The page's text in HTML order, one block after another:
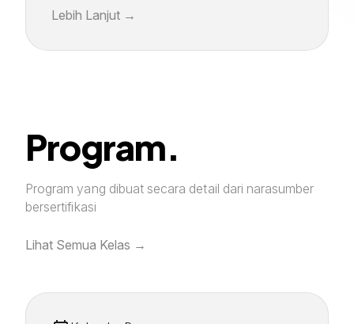
Lebih Lanjut
Program.
Program yang dibuat secara detail dari narasumber
bersertifikasi
Lihat Semua Kelas